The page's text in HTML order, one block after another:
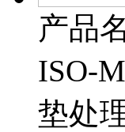
产品
ISO-
垫处